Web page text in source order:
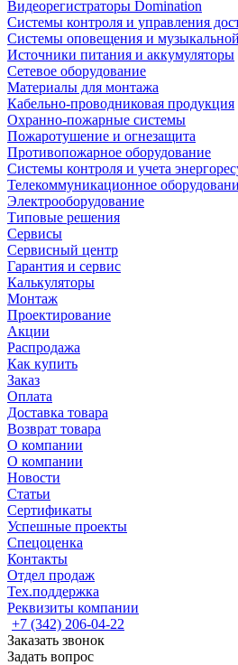
Видеорегистраторы Domination
Системы контроля и управления
Системы оповещения и
Источники питания и аккумуляторы
Сетевое оборудование
Материалы для монтажа
Кабельно-проводниковая продукция
Охранно-пожарные системы
Пожаротушение и огнезащита
Противопожарное оборудование
Системы контроля и учета
Телекоммуникационное
Электрооборудование
Типовые решения
Сервисы
Сервисный центр
Гарантия и сервис
Калькуляторы
Монтаж
Проектирование
Акции
Распродажа
Как купить
Заказ
Оплата
Доставка товара
Возврат товара
О компании
О компании
Новости
Статьи
Сертификаты
Успешные проекты
Спецоценка
Контакты
Отдел продаж
Тех.поддержка
Реквизиты компании
+7 (342) 206-04-22
Заказать звонок
Задать вопрос